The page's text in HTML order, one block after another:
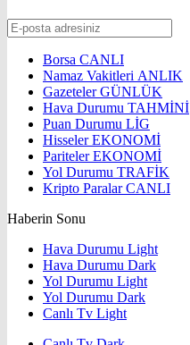
Borsa CANLI
Namaz Vakitleri ANLIK
GazetelerGÜNLÜK
Hava Durumu TAHMİNİ
Puan Durumu LİG
HisselerEKONOMİ
ParitelerEKONOMİ
Yol Durumu TRAFİK
Kripto ParalarCANLI
Haberin Sonu
Hava Durumu Light
Hava Durumu Dark
Yol Durumu Light
Yol Durumu Dark
Canlı Tv Light